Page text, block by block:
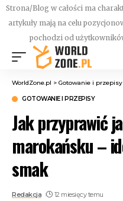
Strona/Blog w całości ma
artykuły mają na celu
pochodzi od
WorldZone.pl > Gotowanie i przepisy
GOTOWANIE I PRZEPISY
Jak przyprawić
marokańsku –
smak
Redakcja 12 miesięcy temu